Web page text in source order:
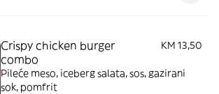
Crispy chicken burger
combo
KM 13,50
Pileće meso, iceberg salata, sos, gazirani
sok, pomfrit